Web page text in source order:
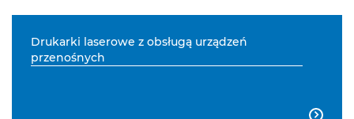
Drukarki laserowe z obsługą urządzeń
przenośnych
